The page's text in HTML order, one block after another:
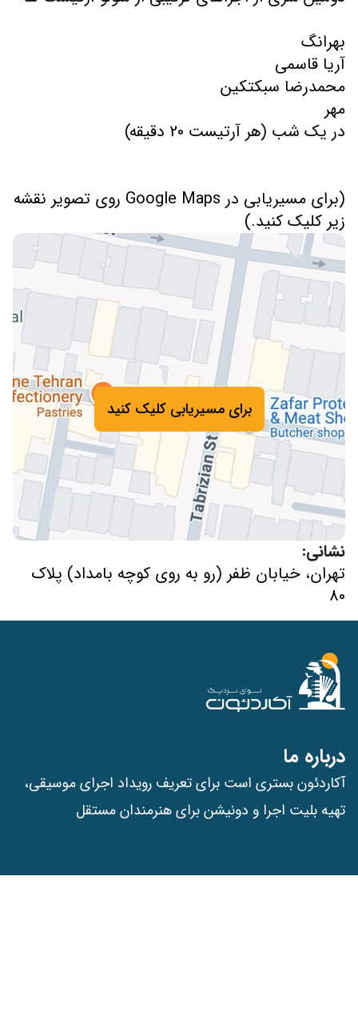
(برای مسیریابی در Google Maps روی تصویر نقشه
زیر کلیک کنید.)
برای مسیریابی کلیک کنید
نشانی:
تهران، خیابان ظفر (رو به روی کوچه بامداد) پلاک
80
درباره ما
آکاردئون بستری است برای تعریف رویداد اجرای موسیقی،
تهیه بلیت اجرا و دونیشن برای هنرمندان مستقل